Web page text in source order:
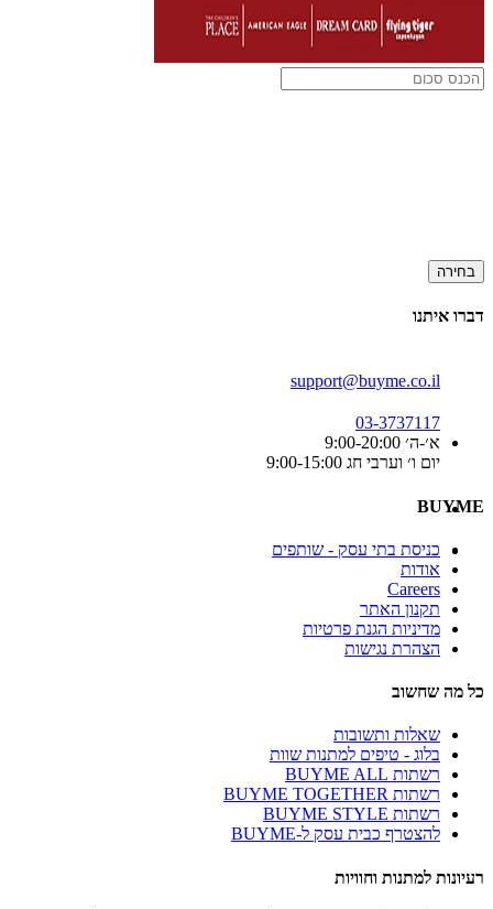
בחירה
דברו איתנו
support@buyme.co.il
03-3737117
א׳-ה׳ 9:00-20:00
יום ו׳ וערבי חג 9:00-15:00
BUYME
כניסת בתי עסק - שותפים
אודות
Careers
תקנון האתר
מדיניות הגנת פרטיות
הצהרת נגישות
כל מה שחשוב
שאלות ותשובות
בלוג - טיפים למתנות שוות
רשתות BUYME ALL
רשתות BUYME TOGETHER
רשתות BUYME STYLE
להצטרף כבית עסק ל-BUYME
רעיונות למתנות וחוויות